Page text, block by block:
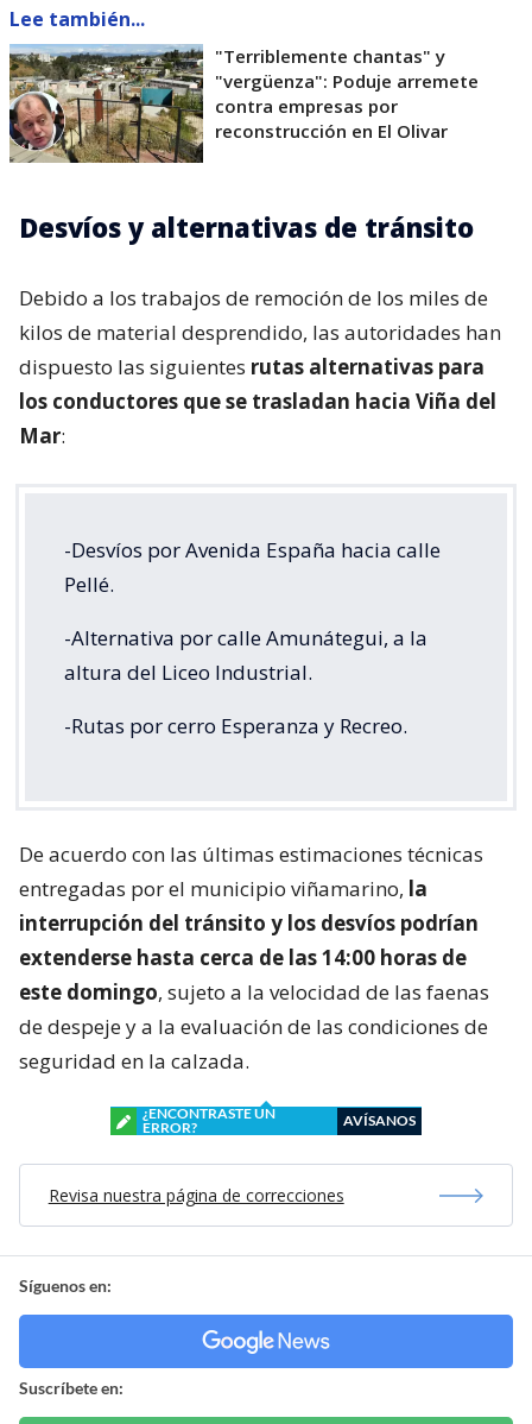
Lee también...
"Terriblemente chantas" y
"vergüenza": Poduje arremete
contra empresas por
reconstrucción en El Olivar
Desvíos y alternativas de tránsito
Debido a los trabajos de remoción de los miles de
kilos de material desprendido, las autoridades han
dispuesto las siguientes rutas alternativas para
los conductores que se trasladan hacia Viña del
Mar:
-Desvíos por Avenida España hacia calle
Pellé.
-Alternativa por calle Amunátegui, a la
altura del Liceo Industrial.
-Rutas por cerro Esperanza y Recreo.
De acuerdo con las últimas estimaciones técnicas
entregadas por el municipio viñamarino, la
interrupción del tránsito y los desvíos podrían
extenderse hasta cerca de las 14:00 horas de
este domingo, sujeto a la velocidad de las faenas
de despeje y a la evaluación de las condiciones de
seguridad en la calzada.
¿ENCONTRASTE UN
ERROR?
AVÍSANOS
Revisa nuestra página de correcciones
Síguenos en:
Suscríbete en: